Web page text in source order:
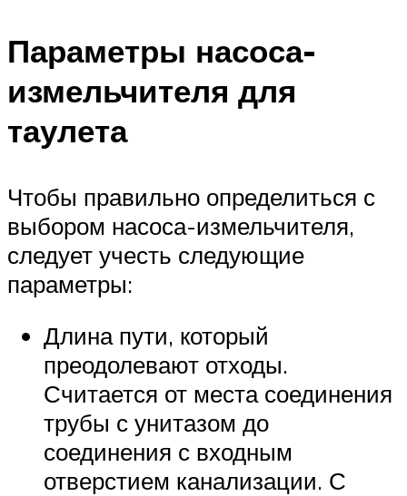
Параметры насоса-
измельчителя для
таулета
Чтобы правильно определиться с
выбором насоса-измельчителя,
следует учесть следующие
параметры:
Длина пути, который
преодолевают отходы.
Считается от места соединения
трубы с унитазом до
соединения с входным
отверстием канализации. С